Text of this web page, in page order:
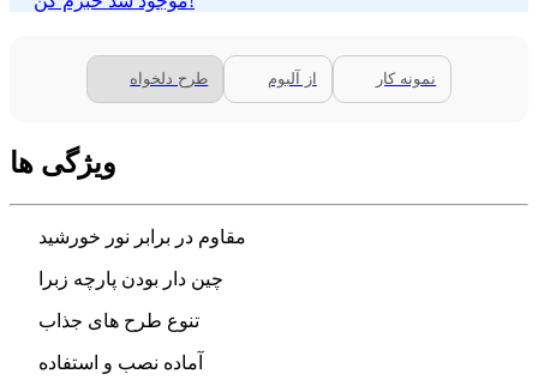
طرح دلخواه از آلبوم نمونه کار
ویژگی ها
مقاوم در برابر نور خورشید
چین دار بودن پارچه زبرا
تنوع طرح های جذاب
آماده نصب و استفاده